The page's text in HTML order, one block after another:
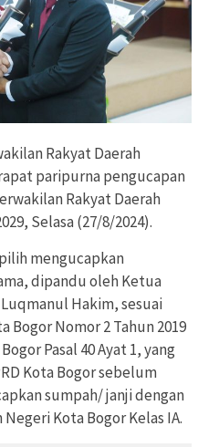
Rakyat Daerah
paripurna pengucapan
Rakyat Daerah
Selasa (27/8/2024).
mengucapkan
dipandu oleh Ketua
Hakim, sesuai
Bogor Nomor 2 Tahun 2019
Pasal 40 Ayat 1, yang
Kota Bogor sebelum
sumpah/ janji dengan
Kota Bogor Kelas IA.